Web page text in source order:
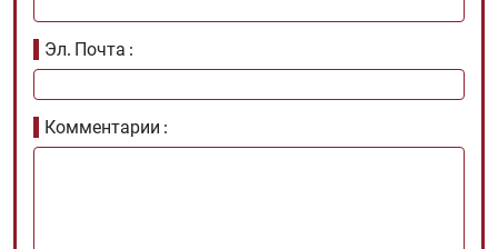
Эл. Почта
Комментарии